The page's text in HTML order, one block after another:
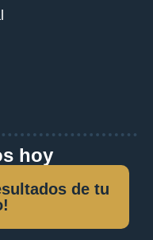
hoy
de tu